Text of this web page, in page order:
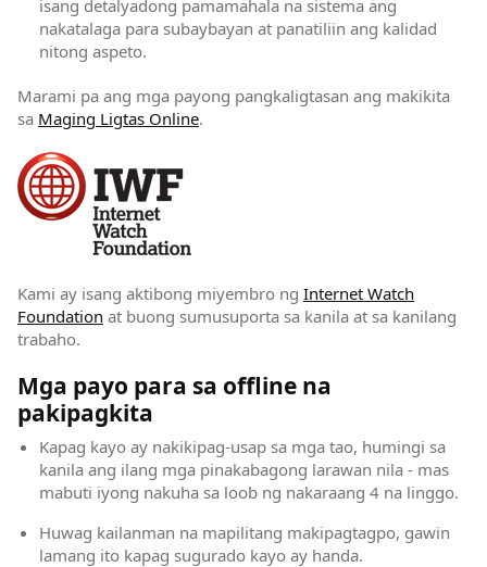
isang detalyadong pamamahala na sistema ang
nakatalaga para subaybayan at panatiliin ang kalidad
nitong aspeto.
Marami pa ang mga payong pangkaligtasan ang makikita
sa Maging Ligtas Online(opens in new window)
.
Kami ay isang aktibong miyembro ng Internet Watch
Foundation (opens in new window)
at buong sumusuporta sa kanila at sa kanilang
trabaho.
Mga payo para sa offline na
pakipagkita
Kapag kayo ay nakikipag-usap sa mga tao, humingi sa
kanila ang ilang mga pinakabagong larawan nila - mas
mabuti iyong nakuha sa loob ng nakaraang 4 na linggo.
Huwag kailanman na mapilitang makipagtagpo, gawin
lamang ito kapag sugurado kayo ay handa.